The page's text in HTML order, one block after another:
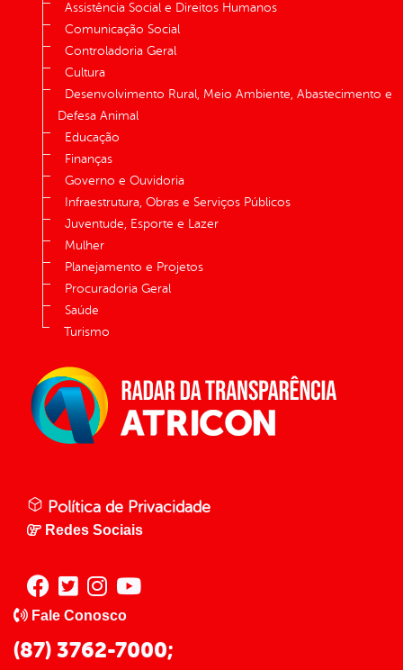
Assistência Social e Direitos Humanos
Comunicação Social
Controladoria Geral
Cultura
Desenvolvimento Rural, Meio Ambiente, Abastecimento e
Defesa Animal
Educação
Finanças
Governo e Ouvidoria
Infraestrutura, Obras e Serviços Públicos
Juventude, Esporte e Lazer
Mulher
Planejamento e Projetos
Procuradoria Geral
Saúde
Turismo
Política de Privacidade
Redes Sociais
Fale Conosco
(87) 3762-7000;